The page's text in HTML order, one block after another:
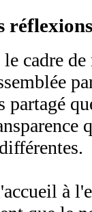
le cadre
partagé
à